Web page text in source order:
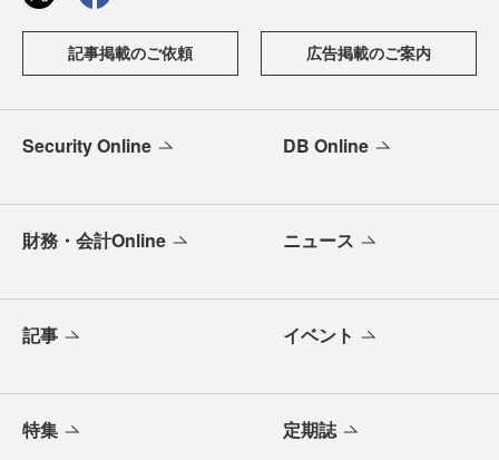
記事掲載のご依頼 広告掲載のご案内
Security Online DB Online
財務・会計Online ニュース
記事 イベント
特集 定期誌